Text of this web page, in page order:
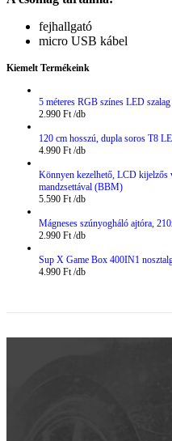
fejhallgató
micro USB kábel
Kiemelt Termékeink
5 méteres RGB színes LED
2.990 Ft
120 cm hosszú, dupla soros T8
4.990 Ft
Könnyen kezelhető, LCD kijelzős
mandzsettával (BBM)
5.590 Ft
Mágneses szúnyogháló ajtóra,
2.990 Ft
Sup X Game Box 400IN1
4.990 Ft